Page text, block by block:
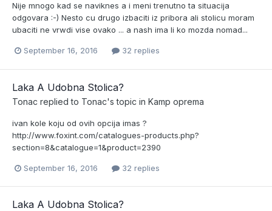
Nije mnogo kad se naviknes a i meni trenutno ta situacija
odgovara :-) Nesto cu drugo izbaciti iz pribora ali stolicu moram
ubaciti ne vrwdi vise ovako ... a nash ima li ko mozda nomad...
September 16, 2016 32 replies
Laka A Udobna Stolica?
Tonac replied to Tonac's topic in Kamp oprema
ivan kole koju od ovih opcija imas ?
http://www.foxint.com/catalogues-products.php?
section=8&catalogue=1&product=2390
September 16, 2016 32 replies
Laka A Udobna Stolica?